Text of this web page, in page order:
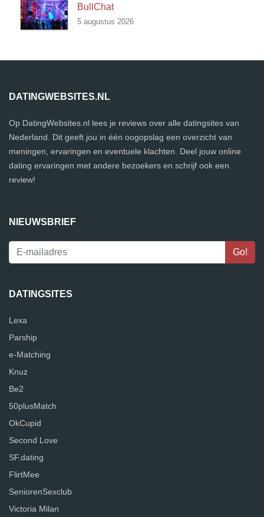
BullChat
5 augustus 2026
DATINGWEBSITES.NL
Op DatingWebsites.nl lees je reviews over alle datingsites van
Nederland. Dit geeft jou in één oogopslag een overzicht van
meningen, ervaringen en eventuele klachten. Deel jouw online
dating ervaringen met andere bezoekers en schrijf ook een
review!
NIEUWSBRIEF
DATINGSITES
Lexa
Parship
e-Matching
Knuz
Be2
50plusMatch
OkCupid
Second Love
SF.dating
FlirtMee
SeniorenSexclub
Victoria Milan